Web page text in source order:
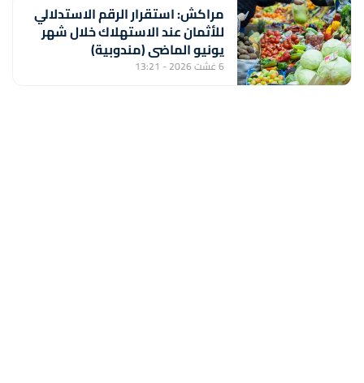
مراكش: استقرار الرقم الاستدلالي
للأثمان عند الاستهلاك خلال شهر
يونيو الماضي (مندوبية)
6 غشت 2026 - 13:21